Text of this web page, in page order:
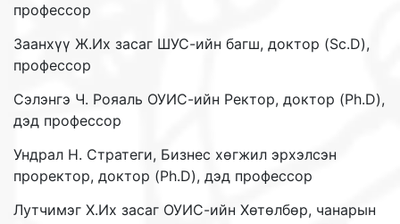
профессор
Заанхүү Ж.Их засаг ШУС-ийн багш, доктор (Sc.D),
профессор
Сэлэнгэ Ч. Рояаль ОУИС-ийн Ректор, доктор (Ph.D),
дэд профессор
Ундрал Н. Стратеги, Бизнес хөгжил эрхэлсэн
проректор, доктор (Ph.D), дэд профессор
Лутчимэг Х.Их засаг ОУИС-ийн Хөтөлбөр, чанарын